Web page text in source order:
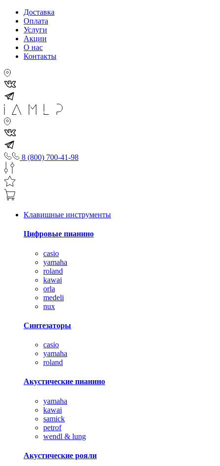
Доставка
Оплата
Услуги
Акции
О нас
Контакты
8 (800) 700-41-98
Клавишные инструменты
Цифровые пианино
casio
yamaha
roland
kawai
orla
medeli
nux
Синтезаторы
casio
yamaha
roland
Акустические пианино
yamaha
kawai
samick
petrof
wendl & lung
Акустические рояли